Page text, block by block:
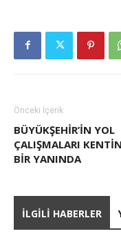
Önceki İçerik
BÜYÜKŞEHİR’İN YOL
ÇALIŞMALARI
BİR YANINDA
İLGILI HABERLER